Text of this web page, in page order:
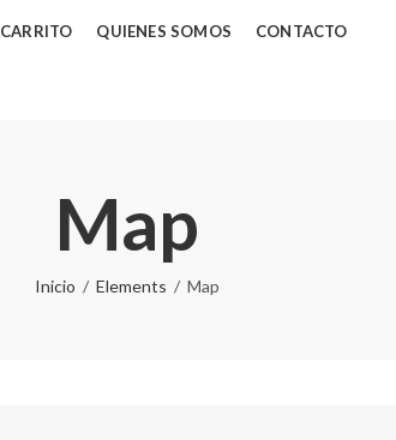
CARRITO QUIENES SOMOS CONTACTO
Map
Inicio Elements Map